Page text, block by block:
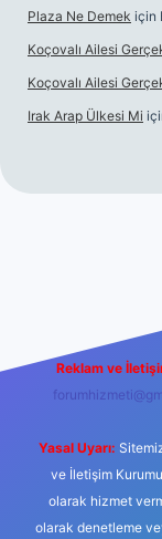
Plaza Ne Demek için
Koçovalı Ailesi
Koçovalı Ailesi
Irak Arap Ülkesi Mi
Reklam ve
Yasal Uyarı:
ve İletişim
olarak hizmet
olarak denetleme